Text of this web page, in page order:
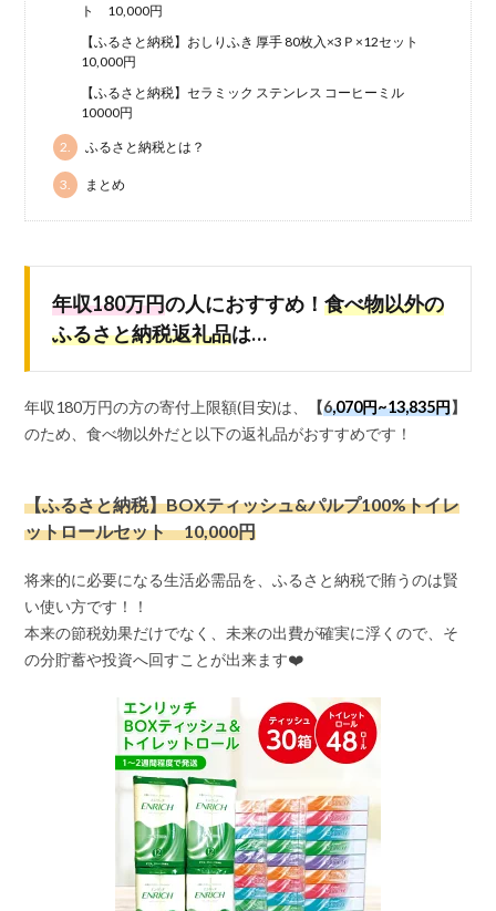
ト 10,000円
【ふるさと納税】おしりふき 厚手 80枚入×3Ｐ×12セット
10,000円
【ふるさと納税】セラミック ステンレス コーヒーミル
10000円
2. ふるさと納税とは？
3. まとめ
年収180万円の人におすすめ！食べ物以外の
ふるさと納税返礼品は…
年収180万円の方の寄付上限額(目安)は、 【6,070円~13,835円】
のため、食べ物以外だと以下の返礼品がおすすめです！
【ふるさと納税】BOXティッシュ&パルプ100%トイレ
ットロールセット 10,000円
将来的に必要になる生活必需品を、ふるさと納税で賄うのは賢
い使い方です！！
本来の節税効果だけでなく、未来の出費が確実に浮くので、そ
の分貯蓄や投資へ回すことが出来ます❤️